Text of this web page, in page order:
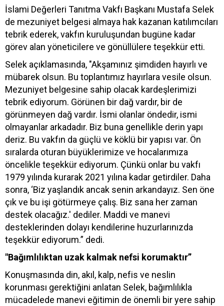
İslami Değerleri Tanıtma Vakfı Başkanı Mustafa Selek
de mezuniyet belgesi almaya hak kazanan katılımcıları
tebrik ederek, vakfın kuruluşundan bugüne kadar
görev alan yöneticilere ve gönüllülere teşekkür etti.
Selek açıklamasında, "Akşamınız şimdiden hayırlı ve
mübarek olsun. Bu toplantımız hayırlara vesile olsun.
Mezuniyet belgesine sahip olacak kardeşlerimizi
tebrik ediyorum. Görünen bir dağ vardır, bir de
görünmeyen dağ vardır. İsmi olanlar öndedir, ismi
olmayanlar arkadadır. Biz buna genellikle derin yapı
deriz. Bu vakfın da güçlü ve köklü bir yapısı var. Ön
sıralarda oturan büyüklerimize ve hocalarımıza
öncelikle teşekkür ediyorum. Çünkü onlar bu vakfı
1979 yılında kurarak 2021 yılına kadar getirdiler. Daha
sonra, ‘Biz yaşlandık ancak senin arkandayız. Sen öne
çık ve bu işi götürmeye çalış. Biz sana her zaman
destek olacağız.' dediler. Maddi ve manevi
desteklerinden dolayı kendilerine huzurlarınızda
teşekkür ediyorum.” dedi.
"Bağımlılıktan uzak kalmak nefsi korumaktır”
Konuşmasında din, akıl, kalp, nefis ve neslin
korunması gerektiğini anlatan Selek, bağımlılıkla
mücadelede manevi eğitimin de önemli bir yere sahip